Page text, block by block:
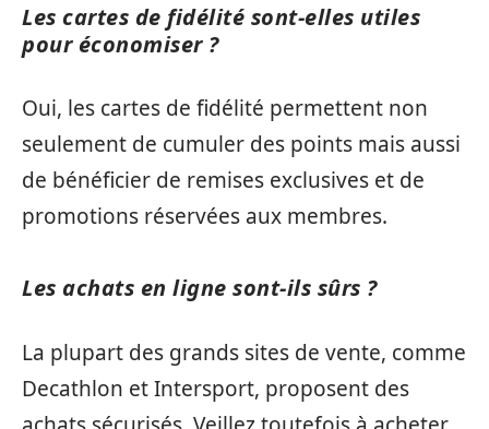
Les cartes de fidélité sont-elles utiles
pour économiser ?
Oui, les cartes de fidélité permettent non
seulement de cumuler des points mais aussi
de bénéficier de remises exclusives et de
promotions réservées aux membres.
Les achats en ligne sont-ils sûrs ?
La plupart des grands sites de vente, comme
Decathlon et Intersport, proposent des